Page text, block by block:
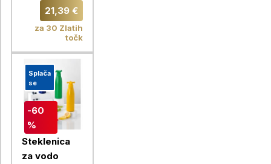
Pomodoro
21,39 €
za 30 Zlatih
točk
Splača
se
-60
%
Steklenica
za vodo